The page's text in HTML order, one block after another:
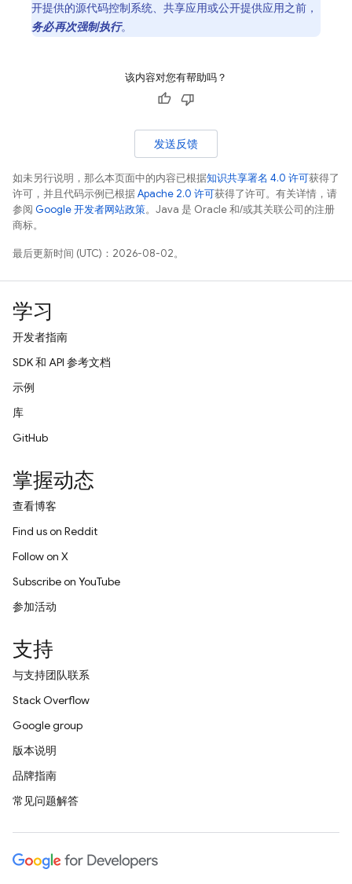
开提供的源代码控制系统、共享应用或公开提供应用之前，
务必再次强制执行。
该内容对您有帮助吗？
发送反馈
如未另行说明，那么本页面中的内容已根据知识共享署名 4.0 许可获得了
许可，并且代码示例已根据Apache 2.0 许可获得了许可。有关详情，请
参阅 Google 开发者网站政策。Java 是 Oracle 和/或其关联公司的注册
商标。
最后更新时间 (UTC)：2026-08-02。
学习
开发者指南
SDK 和 API 参考文档
示例
库
GitHub
掌握动态
查看博客
Find us on Reddit
Follow on X
Subscribe on YouTube
参加活动
支持
与支持团队联系
Stack Overflow
Google group
版本说明
品牌指南
常见问题解答